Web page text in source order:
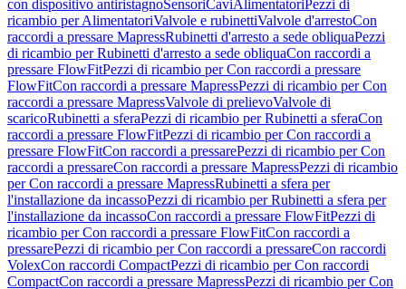
con dispositivo antiristagnoSensoriCaviAlimentatori Pezzi di
ricambio per AlimentatoriValvole e rubinettiValvole d'arrestoCon
raccordi a pressare MapressRubinetti d'arresto a sede obliquaPezzi
di ricambio per Rubinetti d'arresto a sede obliquaCon raccordi a
pressare FlowFitPezzi di ricambio per Con raccordi a pressare
FlowFitCon raccordi a pressare MapressPezzi di ricambio per Con
raccordi a pressare MapressValvole di prelievoValvole di
scaricoRubinetti a sferaPezzi di ricambio per Rubinetti a sferaCon
raccordi a pressare FlowFitPezzi di ricambio per Con raccordi a
pressare FlowFitCon raccordi a pressarePezzi di ricambio per Con
raccordi a pressareCon raccordi a pressare MapressPezzi di ricambio
per Con raccordi a pressare MapressRubinetti a sfera per
l'installazione da incassoPezzi di ricambio per Rubinetti a sfera per
l'installazione da incassoCon raccordi a pressare FlowFitPezzi di
ricambio per Con raccordi a pressare FlowFitCon raccordi a
pressarePezzi di ricambio per Con raccordi a pressareCon raccordi
VolexCon raccordi CompactPezzi di ricambio per Con raccordi
CompactCon raccordi a pressare MapressPezzi di ricambio per Con